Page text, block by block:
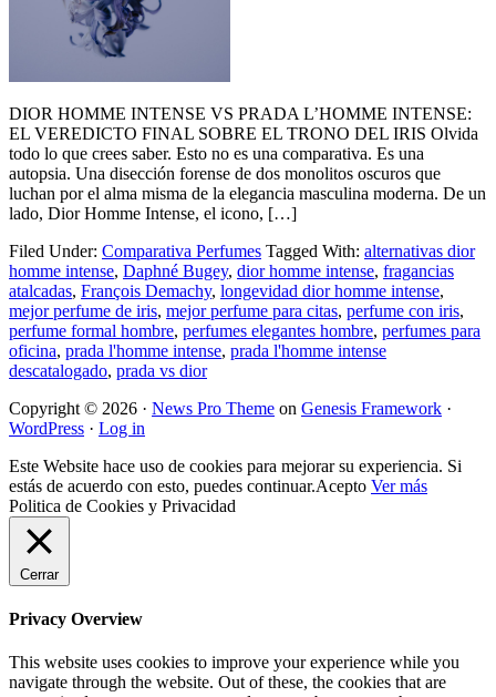
DIOR HOMME INTENSE VS PRADA L’HOMME INTENSE:
EL VEREDICTO FINAL SOBRE EL TRONO DEL IRIS Olvida
todo lo que crees saber. Esto no es una comparativa. Es una
autopsia. Una disección forense de dos monolitos oscuros que
luchan por el alma misma de la elegancia masculina moderna. De un
lado, Dior Homme Intense, el icono, […]
Filed Under: Comparativa Perfumes Tagged With: alternativas dior
homme intense, Daphné Bugey, dior homme intense, fragancias
atalcadas, François Demachy, longevidad dior homme intense,
mejor perfume de iris, mejor perfume para citas, perfume con iris,
perfume formal hombre, perfumes elegantes hombre, perfumes para
oficina, prada l'homme intense, prada l'homme intense
descatalogado, prada vs dior
Copyright © 2026 · News Pro Theme on Genesis Framework ·
WordPress · Log in
Este Website hace uso de cookies para mejorar su experiencia. Si
estás de acuerdo con esto, puedes continuar.Acepto Ver más
Politica de Cookies y Privacidad
Cerrar
Privacy Overview
This website uses cookies to improve your experience while you
navigate through the website. Out of these, the cookies that are